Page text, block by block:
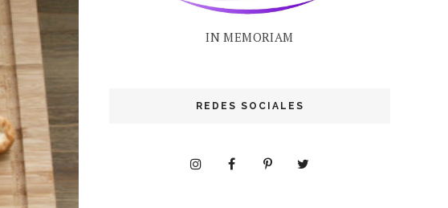
IN MEMORIAM
REDES SOCIALES